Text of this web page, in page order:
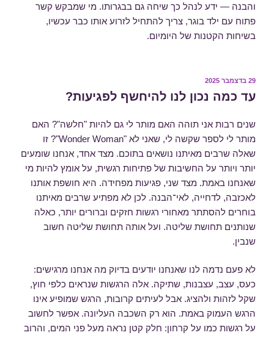
והבנה — ידע לנהל כך שיחה גם בבגרותו. מי שמבקש קשר
פתוח עם ילד בוגר, צריך להתחיל לזרוע אותו כבר עכשיו,
בשיחות הקטנות של היומיום.
פורסם
29 בדצמבר 2025
עד כמה נכון לנו להיחשף לפגיעות?
שנים רבות אני תוהה האם מותר לי גם להיות "חלשה"? האם
מותר לי לספר שקשה לי, שאני לא "Wonder Woman"? זו
שאלה שרבים מאיתנו נושאים בתוכם. מצד אחד, אנחנו שומעים
יותר ויותר על החשיבות של פתיחות רגשית, על אומץ להיות מי
שאנחנו באמת. מצד שני, פגיעות מפחידה. היא חושפת אותנו
לאכזבה, לדחייה, לאי־הבנה. לכן לא מפתיע שרבים מאיתנו
בוחרים להסתתר מאחורי רגשות חזקים וברורים יותר, כאלה
שנותנים תחושת שליטה. ועל אותה תחושת שליטה חשוב
שנבין.
לא פעם נדמה לנו שאנחנו יודעים בדיוק מה אנחנו מרגישים:
כעס, עצב, עצבנות, שתיקה. אלה הרגשות שנראים כלפי חוץ,
שקל לזהות ולהציג. אבל לעיתים קרובות, הרגש שמופיע אינו
הרגש העמוק באמת. הוא רק השכבה העליונה. אפשר לחשוב
על רגשות כמו על קרחון: חלק קטן נראה מעל פני המים, והרוב